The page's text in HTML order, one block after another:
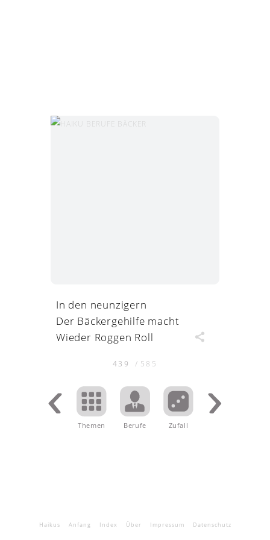
In den neunzigern
Der Bäckergehilfe macht
Wieder Roggen Roll
439 / 585
Themen Zufall
Berufe
Haikus Anfang Index Über Impressum Datenschutz